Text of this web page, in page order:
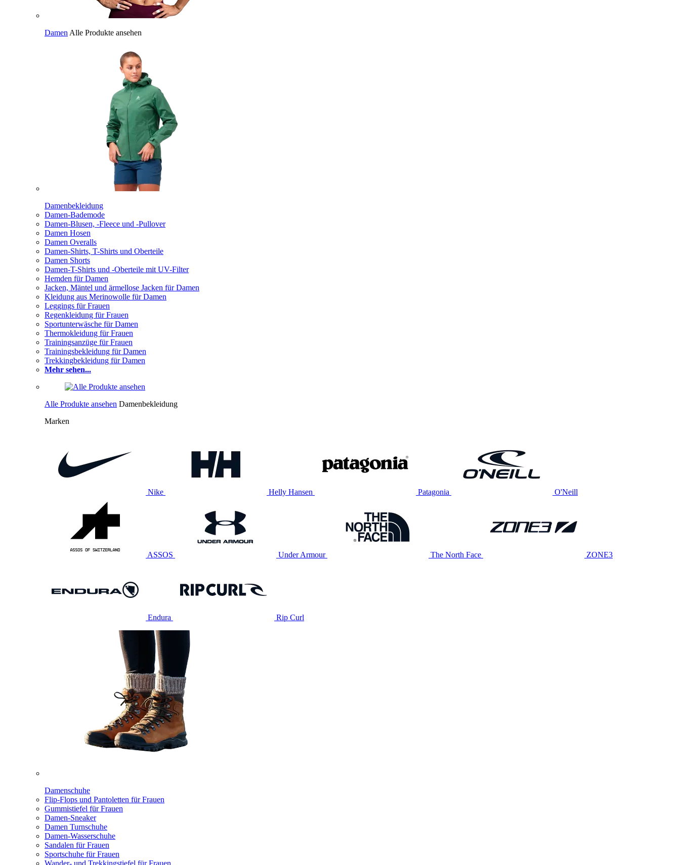
Damen Alle Produkte ansehen
Damenbekleidung
Damen-Bademode
Damen-Blusen, -Fleece und -Pullover
Damen Hosen
Damen Overalls
Damen-Shirts, T-Shirts und Oberteile
Damen Shorts
Damen-T-Shirts und -Oberteile mit UV-Filter
Hemden für Damen
Jacken, Mäntel und ärmellose Jacken für Damen
Kleidung aus Merinowolle für Damen
Leggings für Frauen
Regenkleidung für Frauen
Sportunterwäsche für Damen
Thermokleidung für Frauen
Trainingsanzüge für Frauen
Trainingsbekleidung für Damen
Trekkingbekleidung für Damen
Mehr sehen...
Alle Produkte ansehen Damenbekleidung
Marken
Nike Helly Hansen Patagonia O'Neill
ASSOS Under Armour The North Face ZONE3
Endura Rip Curl
Damenschuhe
Flip-Flops und Pantoletten für Frauen
Gummistiefel für Frauen
Damen-Sneaker
Damen Turnschuhe
Damen-Wasserschuhe
Sandalen für Frauen
Sportschuhe für Frauen
Wander- und Trekkingstiefel für Frauen